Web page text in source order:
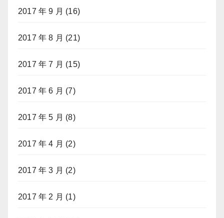
2017 年 9 月 (16)
2017 年 8 月 (21)
2017 年 7 月 (15)
2017 年 6 月 (7)
2017 年 5 月 (8)
2017 年 4 月 (2)
2017 年 3 月 (2)
2017 年 2 月 (1)